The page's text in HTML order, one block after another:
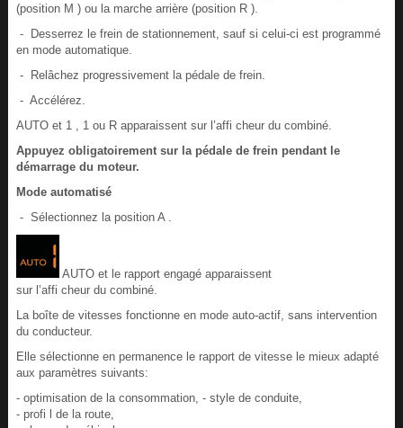
(position M ) ou la marche arrière (position R ).
- Desserrez le frein de stationnement, sauf si celui-ci est programmé
en mode automatique.
- Relâchez progressivement la pédale de frein.
- Accélérez.
AUTO et 1 , 1 ou R apparaissent sur l’affi cheur du combiné.
Appuyez obligatoirement sur la pédale de frein pendant le
démarrage du moteur.
Mode automatisé
- Sélectionnez la position A .
AUTO et le rapport engagé apparaissent
sur l’affi cheur du combiné.
La boîte de vitesses fonctionne en mode auto-actif, sans intervention
du conducteur.
Elle sélectionne en permanence le rapport de vitesse le mieux adapté
aux paramètres suivants:
- optimisation de la consommation, - style de conduite,
- profi l de la route,